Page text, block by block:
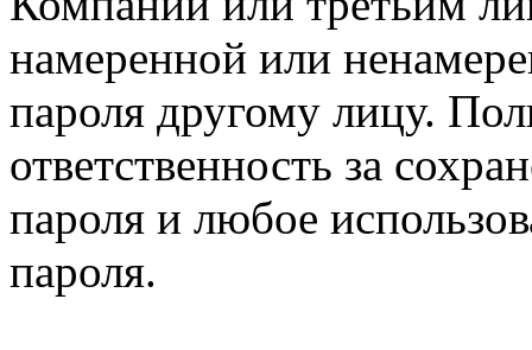
намеренной или
пароля другому лицу.
ответственность за
пароля и любое
пароля.